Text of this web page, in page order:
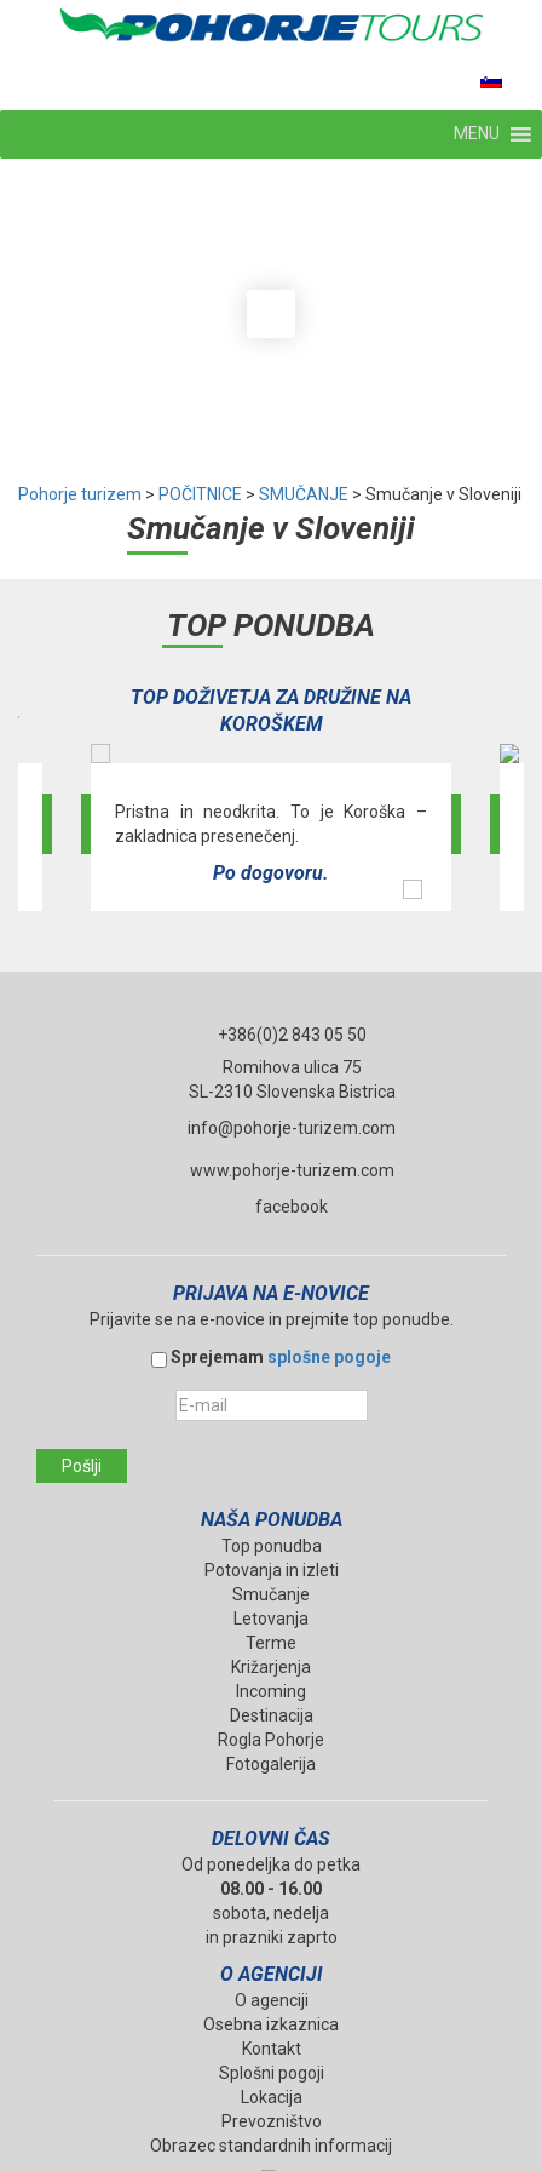
MENU
Pohorje turizem > POČITNICE > SMUČANJE > Smučanje v Sloveniji
Smučanje v Sloveniji
TOP PONUDBA
TOP DOŽIVETJA ZA DRUŽINE NA
KOROŠKEM
Pristna in neodkrita. To je Koroška –
zakladnica presenečenj.
Po dogovoru.
+386(0)2 843 05 50
Romihova ulica 75
SL-2310 Slovenska Bistrica
info@pohorje-turizem.com
www.pohorje-turizem.com
facebook
PRIJAVA NA E-NOVICE
Prijavite se na e-novice in prejmite top ponudbe.
Sprejemam splošne pogoje
Pošlji
NAŠA PONUDBA
Top ponudba
Potovanja in izleti
Smučanje
Letovanja
Terme
Križarjenja
Incoming
Destinacija
Rogla Pohorje
Fotogalerija
DELOVNI ČAS
Od ponedeljka do petka
08.00 - 16.00
sobota, nedelja
in prazniki zaprto
O AGENCIJI
O agenciji
Osebna izkaznica
Kontakt
Splošni pogoji
Lokacija
Prevozništvo
Obrazec standardnih informacij